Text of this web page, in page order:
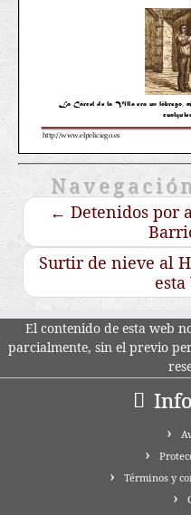
← Detenidos por
Surtir de nieve al
El contenido de esta web
parcialmente, sin el previo
Términos y